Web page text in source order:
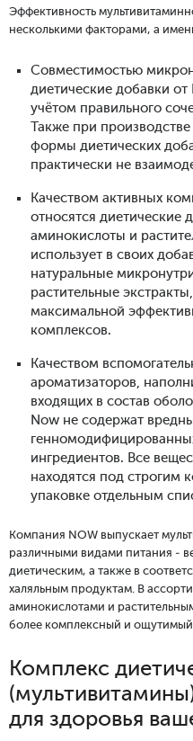
Эффективность
несколькими факторами, а
Совместимостью
диетические добавки
учётом правильного
Также при
формы диетических
практически не
Качеством активных
относятся диетические
аминокислоты и
использует в своих
натуральные
растительные
максимальной
комплексов.
Качеством
ароматизаторов,
входящих в состав
Now не содержат
ингредиентов. Все
находятся под строгим
упаковке отдельным
Компания NOW выпускает
различными видами питания -
диетическим, а также в
халяльным продуктам. В
аминокислотами и
более комплексный и ощутимый
Комплекс
для здоровья